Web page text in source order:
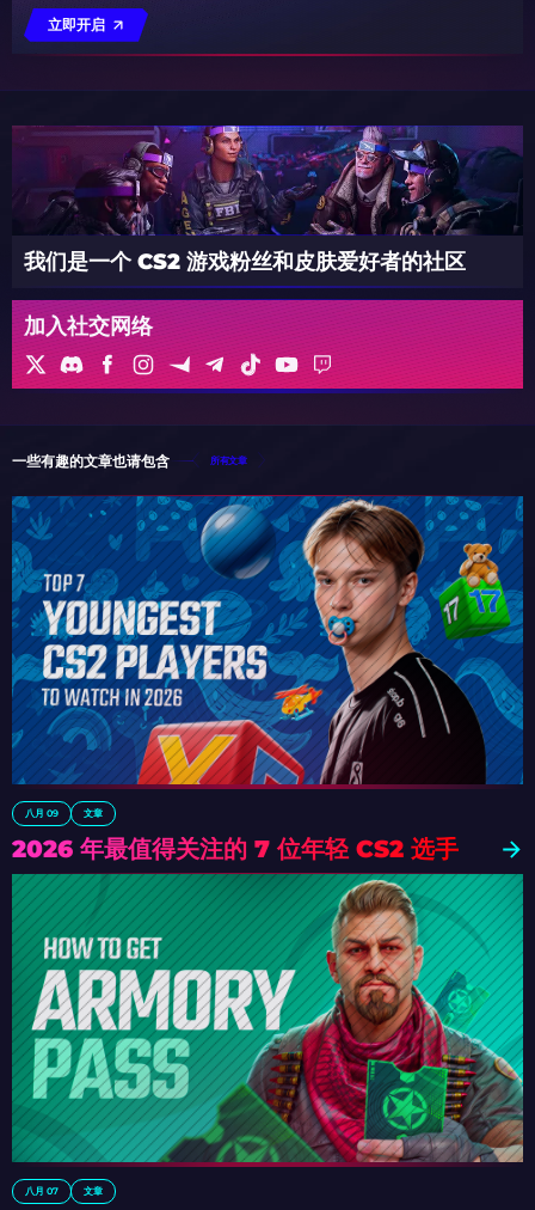
立即开启
我们是一个 CS2 游戏粉丝和皮肤爱好者的社区
加入社交网络
一些有趣的文章也请包含 所有文章
八月 09 文章
2026 年最值得关注的 7 位年轻 CS2 选手
八月 07 文章